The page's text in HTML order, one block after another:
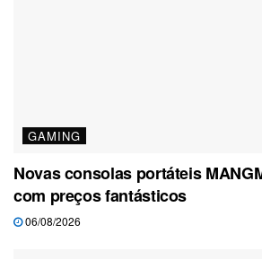
GAMING
Novas consolas portáteis
com preços fantásticos
06/08/2026